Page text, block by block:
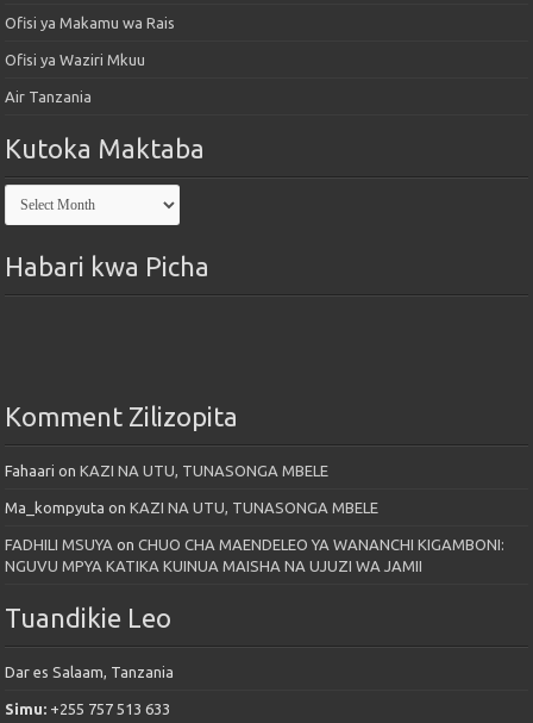
Ofisi ya Makamu wa Rais
Ofisi ya Waziri Mkuu
Air Tanzania
Kutoka Maktaba
Kutoka
Maktaba
Habari kwa Picha
Komment Zilizopita
Fahaari onKAZI NA UTU, TUNASONGA MBELE
Ma_kompyuta onKAZI NA UTU, TUNASONGA MBELE
FADHILI MSUYA onCHUO CHA MAENDELEO YA WANANCHI KIGAMBONI:
NGUVU MPYA KATIKA KUINUA MAISHA NA UJUZI WA JAMII
Tuandikie Leo
Dar es Salaam, Tanzania
Simu: +255 757 513 633